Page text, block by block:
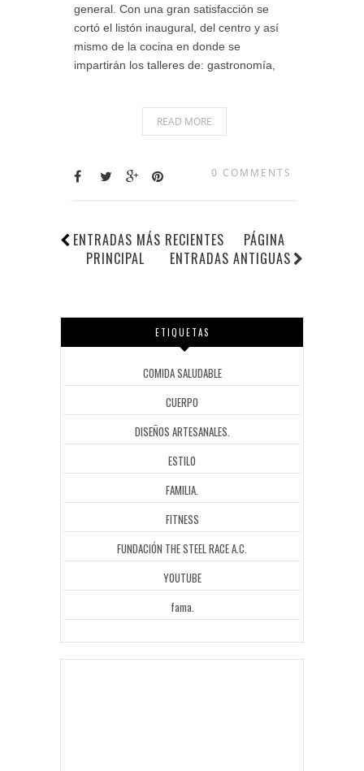
general. Con una gran satisfacción se
cortó el listón inaugural, del centro y así
mismo de la cocina en donde se
impartirán los talleres de: gastronomía,
READ MORE
0 COMMENTS
ENTRADAS MÁS RECIENTES
ENTRADAS ANTIGUAS
PÁGINA
PRINCIPAL
ETIQUETAS
COMIDA SALUDABLE
CUERPO
DISEÑOS ARTESANALES.
ESTILO
FAMILIA.
FITNESS
FUNDACIÓN THE STEEL RACE A.C.
YOUTUBE
fama.